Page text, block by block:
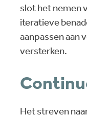
slot het nemen
iteratieve
aanpassen aan
versterken.
Het streven